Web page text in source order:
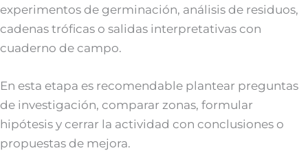
experimentos de germinación, análisis de residuos,
cadenas tróficas o salidas interpretativas con
cuaderno de campo.
En esta etapa es recomendable plantear preguntas
de investigación, comparar zonas, formular
hipótesis y cerrar la actividad con conclusiones o
propuestas de mejora.